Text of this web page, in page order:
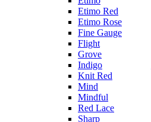
Etimo Red
Etimo Rose
Fine Gauge
Flight
Grove
Indigo
Knit Red
Mind
Mindful
Red Lace
Sharp